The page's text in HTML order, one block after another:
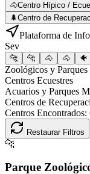
🐴Centro Hípico /
🌲Centro de
Plataforma de
Sev
🐆 🐆 🐴 🐴 🐠
Zoológicos y Parques
Centros Ecuestres
Acuarios y Parques
Centros de
Centros Encontrados:
Restaurar Filtros
🐆
Parque